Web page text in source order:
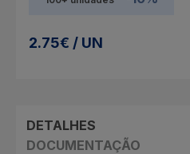
2.75€ / UN
DETALHES
DOCUMENTAÇÃO